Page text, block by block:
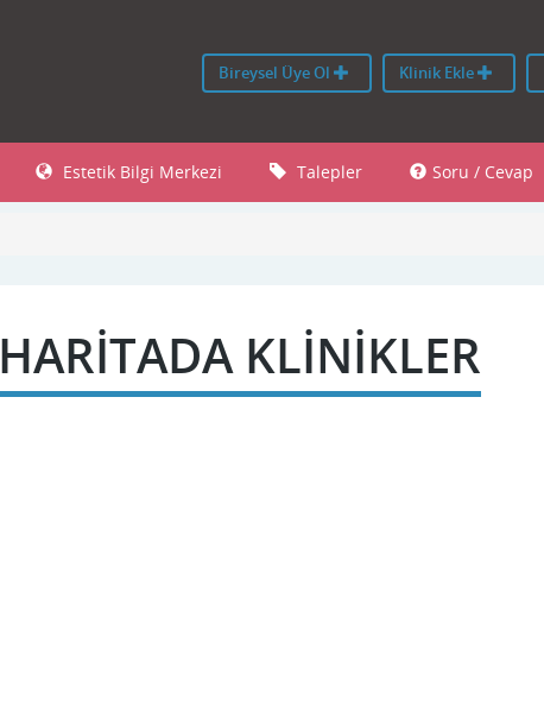
Bireysel Üye Ol Klinik Ekle
Estetik Bilgi Merkezi Talepler Soru / Cevap
HARİTADA KLİNİKLER